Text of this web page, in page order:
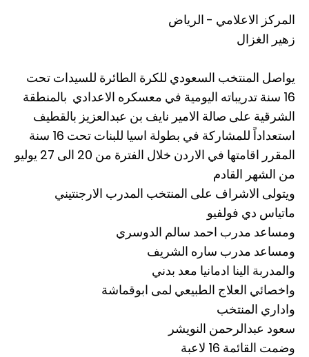
المركز الاعلامي - الرياض
زهير الغزال
يواصل المنتخب السعودي للكرة الطائرة للسيدات تحت
16 سنة تدريباته اليومية في معسكره الاعدادي بالمنطقة
الشرقية على صالة الامير نايف بن عبدالعزيز بالقطيف
استعداداً للمشاركة في بطولة اسيا للبنات تحت 16 سنة
المقرر اقامتها في الاردن خلال الفترة من 20 الى 27 يوليو
من الشهر القادم
ويتولى الاشراف على المنتخب المدرب الارجنتيني
ماتياس دي فولفيو
ومساعد مدرب احمد سالم الدوسري
ومساعد مدرب ساره الشريف
والمدربة الينا ادمانيا معد بدني
واخصائي العلاج الطبيعي لمى ابوقماشة
واداري المنتخب
سعود عبدالرحمن النويشر
وضمت القائمة 16 لاعبة